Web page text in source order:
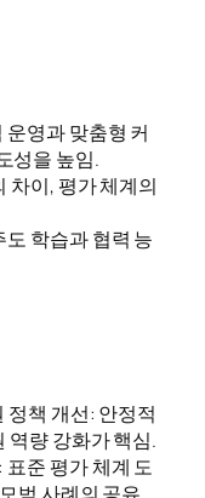
영과 맞춤형 커
성을 높임.
차이, 평가 체계의
학습과 협력 능
정책 개선: 안정적
역량 강화가 핵심.
준 평가 체계 도